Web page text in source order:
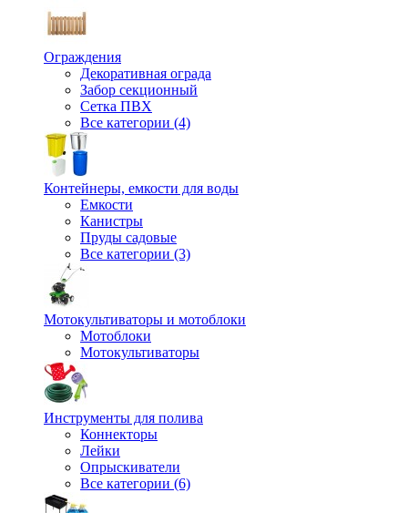
Ограждения
Декоративная ограда
Забор секционный
Сетка ПВХ
Все категории (4)
Контейнеры, емкости для воды
Емкости
Канистры
Пруды садовые
Все категории (3)
Мотокультиваторы и мотоблоки
Мотоблоки
Мотокультиваторы
Инструменты для полива
Коннекторы
Лейки
Опрыскиватели
Все категории (6)